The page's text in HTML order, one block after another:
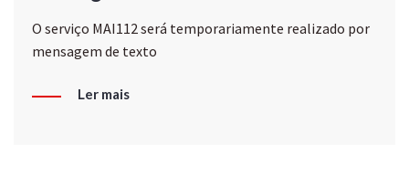
O serviço MAI112 será temporariamente realizado por
mensagem de texto
Ler mais